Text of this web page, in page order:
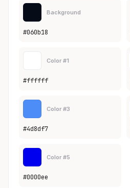
Background
#060b18
Color #1
#ffffff
Color #3
#4d8df7
Color #5
#0000ee